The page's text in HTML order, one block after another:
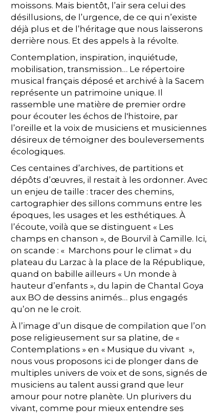
moissons. Mais bientôt, l’air sera celui des
désillusions, de l’urgence, de ce qui n’existe
déjà plus et de l’héritage que nous laisserons
derrière nous. Et des appels à la révolte.
Contemplation, inspiration, inquiétude,
mobilisation, transmission… Le répertoire
musical français déposé et archivé à la Sacem
représente un patrimoine unique. Il
rassemble une matière de premier ordre
pour écouter les échos de l'histoire, par
l’oreille et la voix de musiciens et musiciennes
désireux de témoigner des bouleversements
écologiques.
Ces centaines d’archives, de partitions et
dépôts d’œuvres, il restait à les ordonner. Avec
un enjeu de taille : tracer des chemins,
cartographier des sillons communs entre les
époques, les usages et les esthétiques. À
l’écoute, voilà que se distinguent « Les
champs en chanson », de Bourvil à Camille. Ici,
on scande : « Marchons pour le climat » du
plateau du Larzac à la place de la République,
quand on babille ailleurs « Un monde à
hauteur d’enfants », du lapin de Chantal Goya
aux BO de dessins animés… plus engagés
qu’on ne le croit.
À l’image d’un disque de compilation que l’on
pose religieusement sur sa platine, de «
Contemplations » en « Musique du vivant »,
nous vous proposons ici de plonger dans de
multiples univers de voix et de sons, signés de
musiciens au talent aussi grand que leur
amour pour notre planète. Un plurivers du
vivant, comme pour mieux entendre ses